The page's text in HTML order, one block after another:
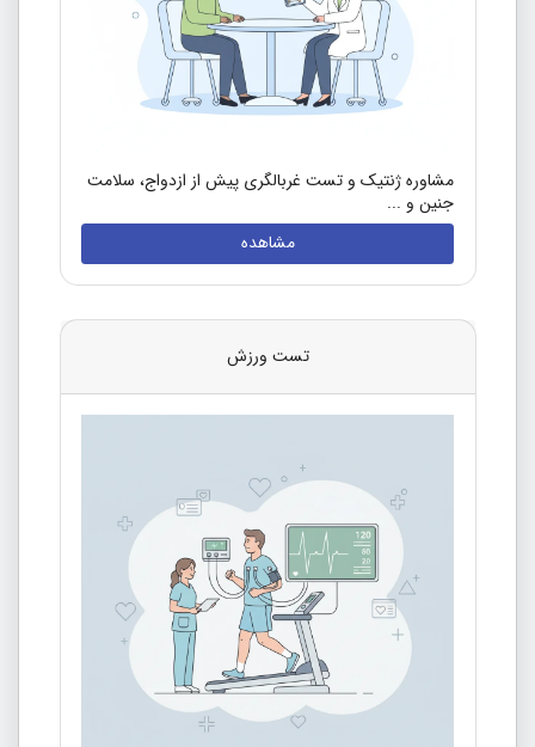
مشاوره ژنتیک و تست غربالگری پیش از ازدواج، سلامت
جنین و ...
مشاهده
تست ورزش